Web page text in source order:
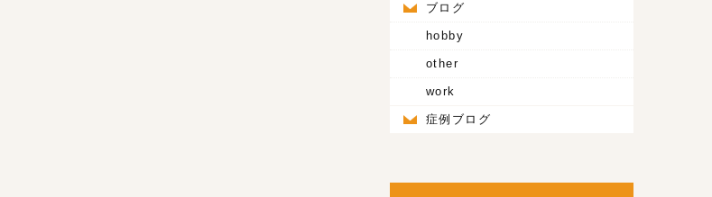
ブログ
hobby
other
work
症例ブログ